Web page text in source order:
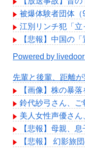
被爆体験者団体
江別リンチ犯「
【悲報】中国の
Powered by
先輩と後輩、距離
【画像】株の暴
鈴代紗弓さん、ご
美人女性声優さん
【悲報】母親、
【悲報】 幻影旅